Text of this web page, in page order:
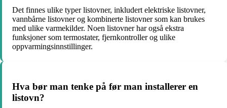
Det finnes ulike typer listovner, inkludert elektriske listovner,
vannbårne listovner og kombinerte listovner som kan brukes
med ulike varmekilder. Noen listovner har også ekstra
funksjoner som termostater, fjernkontroller og ulike
oppvarmingsinnstillinger.
Hva bør man tenke på før man installerer en
listovn?